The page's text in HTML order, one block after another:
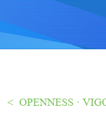
< OPENNESS ·